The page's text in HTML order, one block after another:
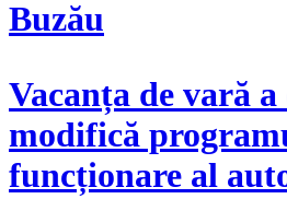
Buzău
Vacanța de vară
modifică
funcționare al